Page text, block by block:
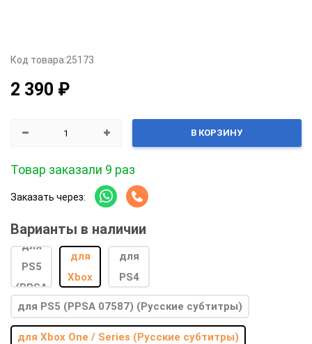
Код товара:25173
2 390 ₽
В КОРЗИНУ
Товар заказали 9 раз
Заказать через:
Варианты в наличии
для PS5 (PPSA 07587) (Русские субтитры)
для Xbox One / Series (Русские субтитры)